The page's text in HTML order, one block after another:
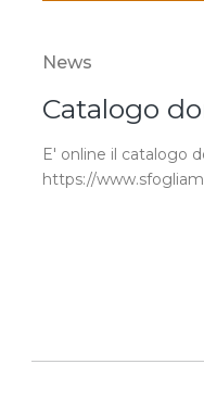
News
Catalogo
E' online il catalogo
https://